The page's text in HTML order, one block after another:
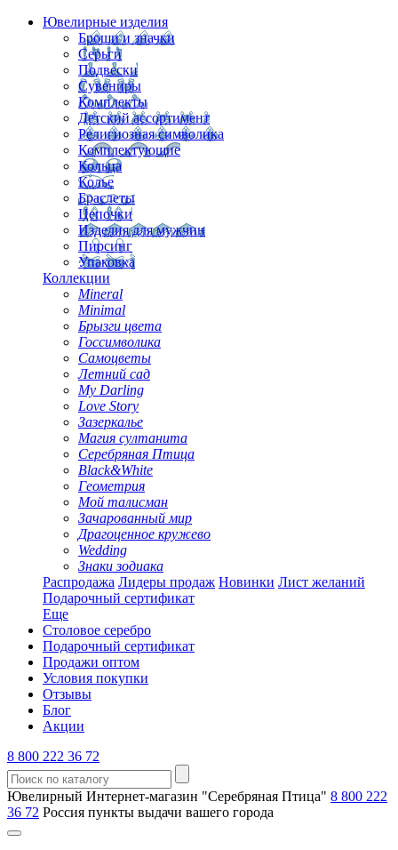
Ювелирные изделия
Броши и значки
Серьги
Подвески
Сувениры
Комплекты
Детский ассортимент
Религиозная символика
Комплектующие
Кольца
Колье
Браслеты
Цепочки
Изделия для мужчин
Пирсинг
Упаковка
Коллекции
Mineral
Minimal
Брызги цвета
Госсимволика
Самоцветы
Летний сад
My Darling
Love Story
Зазеркалье
Магия султанита
Серебряная Птица
Black&White
Геометрия
Мой талисман
Зачарованный мир
Драгоценное кружево
Wedding
Знаки зодиака
Распродажа Лидеры продаж Новинки Лист желаний
Подарочный сертификат
Еще
Столовое серебро
Подарочный сертификат
Продажи оптом
Условия покупки
Отзывы
Блог
Акции
8 800 222 36 72
Ювелирный Интернет-магазин "Серебряная Птица" 8 800 222
36 72 Россия пункты выдачи вашего города